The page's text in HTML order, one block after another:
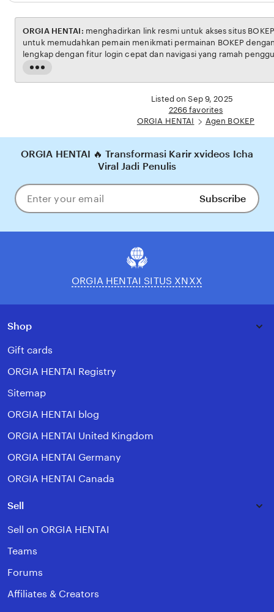
Read
the
ORGIA HENTAI:
untuk memudahkan pemain menikmati permainan BOKEP dengan aman dan transparan,
lengkap dengan fitur login cepat dan navigasi yang ramah pengguna. Setiap transaksi
dijamin aman, sementara update hasil dan informasi permainan selalu tersedia secara real-
Listed on Sep 9, 2025
2266 favorites
ORGIA HENTAI
Agen BOKEP
ORGIA HENTAI 🔥 Transformasi Karir xvideos Icha
Viral Jadi Penulis
Enter
your
Subscribe
ORGIA HENTAI SITUS XNXX
Shop
Gift cards
ORGIA HENTAI Registry
Sitemap
ORGIA HENTAI blog
ORGIA HENTAI United Kingdom
ORGIA HENTAI Germany
ORGIA HENTAI Canada
Sell
Sell on ORGIA HENTAI
Teams
Forums
Affiliates & Creators